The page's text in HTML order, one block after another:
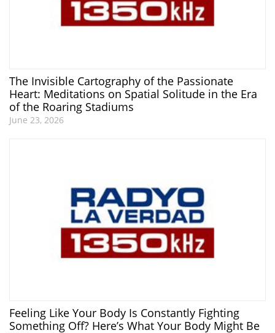
The Invisible Cartography of the Passionate
Heart: Meditations on Spatial Solitude in the Era
of the Roaring Stadiums
June 23, 2026
Feeling Like Your Body Is Constantly Fighting
Something Off? Here’s What Your Body Might Be